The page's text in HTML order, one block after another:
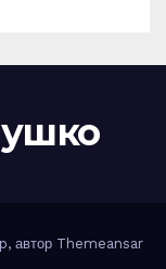
автор Themeansar